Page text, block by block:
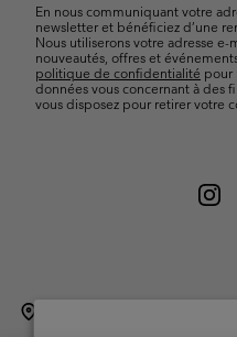
En nous communiquant votre
newsletter et bénéficiez d’une
Nous utiliserons votre adresse
nouveautés, offres et
politique de confidentialité pour
données vous concernant à des
vous disposez pour retirer votre